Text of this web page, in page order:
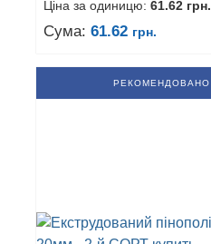
Ціна за одиницю: 61.62 грн.
Сума: 61.62 грн.
РЕКОМЕНДОВАНО